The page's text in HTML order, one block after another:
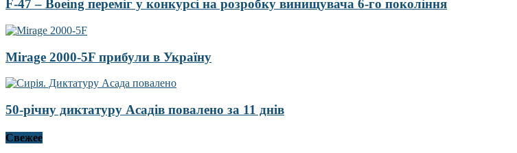
F-47 – Boeing переміг у конкурсі на розробку винищувача 6-го покоління
Mirage 2000-5F прибули в Україну
50-річну диктатуру Асадів повалено за 11 днів
Свежее